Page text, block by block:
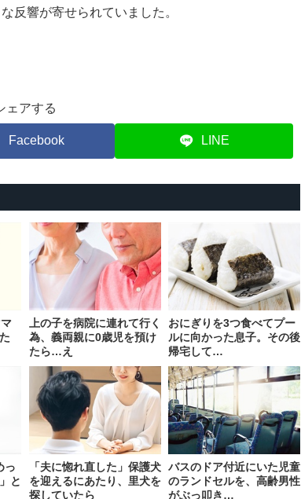
反響が寄せられていました。
ェアする
Facebook LINE
上の子を病院に連れて行く
為、義両親に0歳児を預け
たら…え
おにぎりを3つ食べてプー
ルに向かった息子。その後
帰宅して…
っ
と
「夫に惚れ直した」保護犬
を迎えるにあたり、里犬を
探していたら
バスのドア付近にいた児童
のランドセルを、高齢男性
がぶっ叩き…